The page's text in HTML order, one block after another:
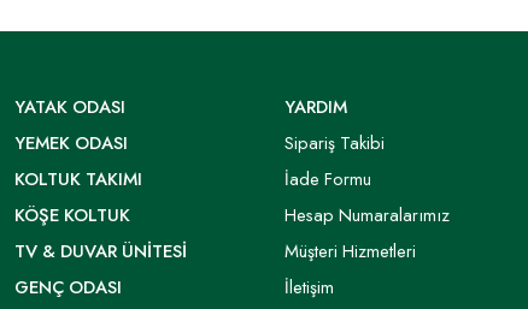
YATAK ODASI
YEMEK ODASI
KOLTUK TAKIMI
KÖŞE KOLTUK
TV & DUVAR ÜNITESI
GENÇ ODASI
YARDIM
Sipariş Takibi
İade Formu
Hesap Numaralarımız
Müşteri Hizmetleri
İletişim